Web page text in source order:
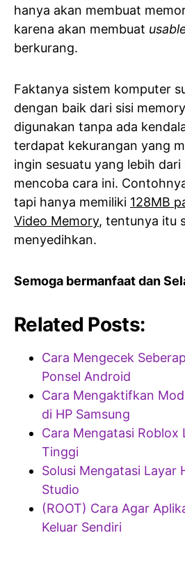
hanya akan membuat
karena akan membuat
berkurang.
Faktanya sistem komputer
dengan baik dari sisi
digunakan tanpa ada
terdapat kekurangan yang
ingin sesuatu yang lebih
mencoba cara ini.
tapi hanya memiliki 128MB
Video Memory, tentunya itu
menyedihkan.
Semoga bermanfaat dan
Related Posts:
Cara Mengecek
Ponsel Android
Cara Mengaktifkan
di HP Samsung
Cara Mengatasi Roblox
Tinggi
Solusi Mengatasi Layar
Studio
(ROOT) Cara Agar
Keluar Sendiri